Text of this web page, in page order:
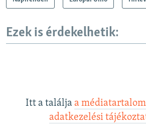
Ezek is érdekelhetik:
Itt a találja a
adatkezelési